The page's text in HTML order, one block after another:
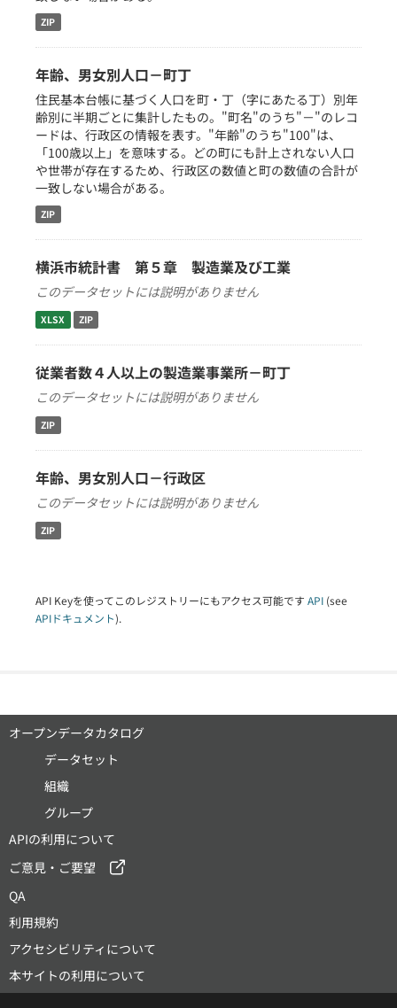
ZIP
年齢、男女別人口－町丁
住民基本台帳に基づく人口を町・丁（字にあたる丁）別年
齢別に半期ごとに集計したもの。"町名"のうち"－"のレコ
ードは、行政区の情報を表す。"年齢"のうち"100"は、
「100歳以上」を意味する。どの町にも計上されない人口
や世帯が存在するため、行政区の数値と町の数値の合計が
一致しない場合がある。
ZIP
横浜市統計書 第５章 製造業及び工業
このデータセットには説明がありません
XLSX ZIP
従業者数４人以上の製造業事業所－町丁
このデータセットには説明がありません
ZIP
年齢、男女別人口－行政区
このデータセットには説明がありません
ZIP
API Keyを使ってこのレジストリーにもアクセス可能です API (see
APIドキュメント).
オープンデータカタログ
データセット
組織
グループ
APIの利用について
ご意見・ご要望
QA
利用規約
アクセシビリティについて
本サイトの利用について